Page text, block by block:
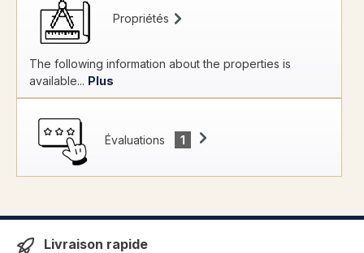
Propriétés
The following information about the properties is
available... Plus
Évaluations 1
Livraison rapide